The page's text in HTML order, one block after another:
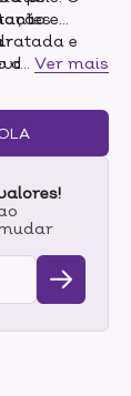
e
e
o
Ver mais